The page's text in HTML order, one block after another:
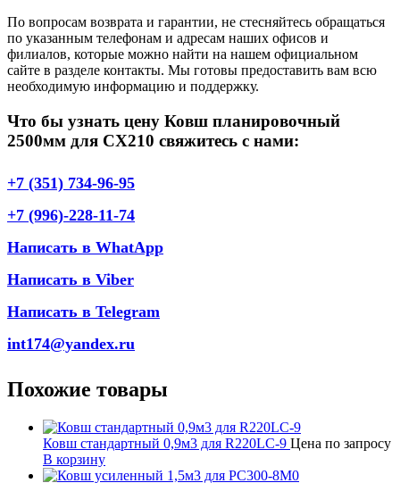
По вопросам возврата и гарантии, не стесняйтесь обращаться
по указанным телефонам и адресам наших офисов и
филиалов, которые можно найти на нашем официальном
сайте в разделе контакты. Мы готовы предоставить вам всю
необходимую информацию и поддержку.
Что бы узнать цену Ковш планировочный
2500мм для СХ210 свяжитесь с нами:
+7 (351) 734-96-95
+7 (996)-228-11-74
Написать в WhatApp
Написать в Viber
Написать в Telegram
int174@yandex.ru
Похожие товары
Ковш стандартный 0,9м3 для R220LC-9 Цена по запросу
В корзину